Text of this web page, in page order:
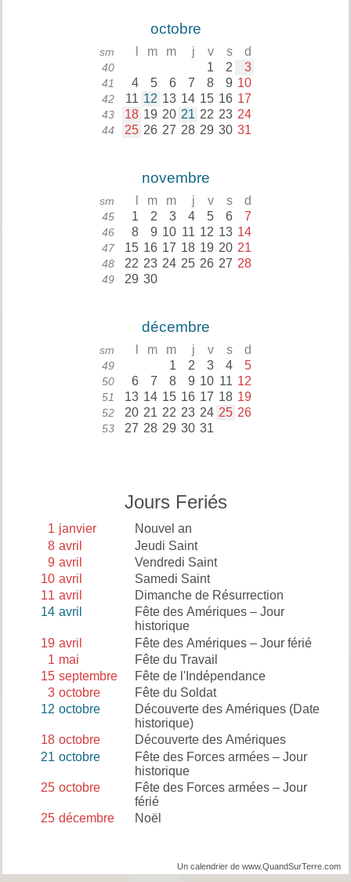
octobre
sm m m j v s d
40 1 2 3
41 4 5 6 7 8 9 10
42 11 12 13 14 15 16 17
43 18 19 20 21 22 23 24
44 25 26 27 28 29 30 31
novembre
sm m m j v s d
45 1 2 3 4 5 6 7
46 8 9 10 11 12 13 14
47 15 16 17 18 19 20 21
48 22 23 24 25 26 27 28
49 29 30
décembre
sm m m j v s d
49 1 2 3 4 5
50 6 7 8 9 10 11 12
51 13 14 15 16 17 18 19
52 20 21 22 23 24 25 26
53 27 28 29 30 31
Jours Feriés
1 janvier
Nouvel an
8 avril
Jeudi Saint
9 avril
Vendredi Saint
10 avril
Samedi Saint
11 avril
Dimanche de Résurrection
14 avril
Fête des Amériques – Jour
historique
19 avril
Fête des Amériques – Jour férié
1 mai
Fête du Travail
15 septembre
Fête de l'Indépendance
3 octobre
Fête du Soldat
12 octobre
Découverte des Amériques (Date
historique)
18 octobre
Découverte des Amériques
21 octobre
Fête des Forces armées – Jour
historique
25 octobre
Fête des Forces armées – Jour
férié
25 décembre Noël
Un calendrier de www.QuandSurTerre.com